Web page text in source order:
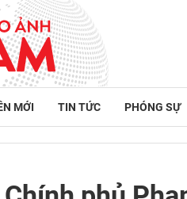
MỚI TIN TỨC PHÓNG SỰ